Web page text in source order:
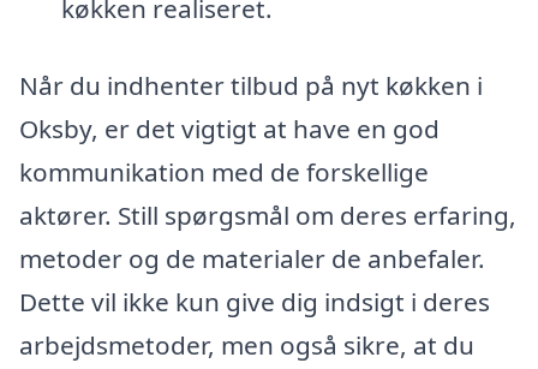
køkken realiseret.
Når du indhenter tilbud på nyt køkken i
Oksby, er det vigtigt at have en god
kommunikation med de forskellige
aktører. Still spørgsmål om deres erfaring,
metoder og de materialer de anbefaler.
Dette vil ikke kun give dig indsigt i deres
arbejdsmetoder, men også sikre, at du